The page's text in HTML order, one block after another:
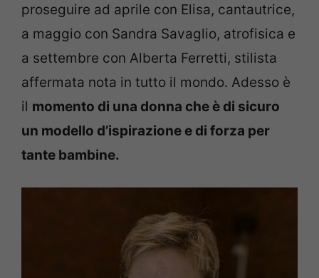
proseguire ad aprile con Elisa, cantautrice,
a maggio con Sandra Savaglio, atrofisica e
a settembre con Alberta Ferretti, stilista
affermata nota in tutto il mondo. Adesso è
il momento di una donna che è di sicuro
un modello d’ispirazione e di forza per
tante bambine.